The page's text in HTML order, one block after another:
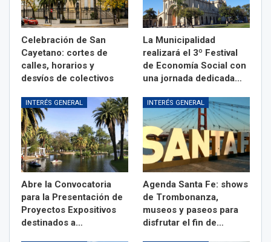
Celebración de San
Cayetano: cortes de
calles, horarios y
desvíos de colectivos
La Municipalidad
realizará el 3º Festival
de Economía Social con
una jornada dedicada…
INTERÉS GENERAL
Abre la Convocatoria
para la Presentación de
Proyectos Expositivos
destinados a…
INTERÉS GENERAL
Agenda Santa Fe: shows
de Trombonanza,
museos y paseos para
disfrutar el fin de…